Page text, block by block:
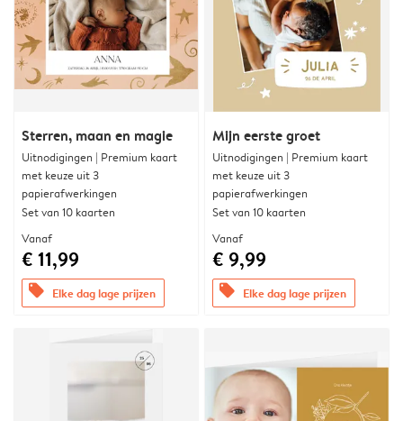
Sterren, maan en magie
Uitnodigingen | Premium kaart
met keuze uit 3
papierafwerkingen
Set van 10 kaarten
Vanaf
€ 11,99
offers Elke dag lage prijzen
Mijn eerste groet
Uitnodigingen | Premium kaart
met keuze uit 3
papierafwerkingen
Set van 10 kaarten
Vanaf
€ 9,99
offers Elke dag lage prijzen